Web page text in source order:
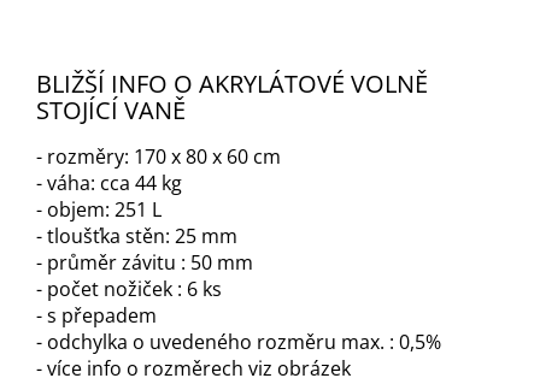
BLIŽŠÍ INFO O AKRYLÁTOVÉ VOLNĚ
STOJÍCÍ VANĚ
- rozměry: 170 x 80 x 60 cm
- váha: cca 44 kg
- objem: 251 L
- tloušťka stěn: 25 mm
- průměr závitu : 50 mm
- počet nožiček : 6 ks
- s přepadem
- odchylka o uvedeného rozměru max. : 0,5%
- více info o rozměrech viz obrázek